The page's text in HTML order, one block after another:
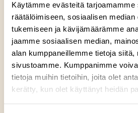
Käytämme evästeitä
räätälöimiseen, sosiaalisen median
tukemiseen ja kävijämäärämme
jaamme sosiaalisen median,
alan kumppaneillemme tietoja siitä,
sivustoamme. Kumppanimme
tietoja muihin tietoihin, joita olet
kerätty, kun olet käyttänyt heidän
vaihtelua niin aamu-, väli- kuin
Sopii myös jälkiruokiin ja arjen
kypsyttämistä suosikkimarjoista
keitettyä hilloa. Vegaaninen.
Ainesosat